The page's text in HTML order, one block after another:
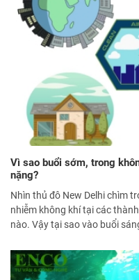
Vì sao buổi sớm, trong
nặng?
Nhìn thủ đô New Delhi chìm
nhiễm không khí tại các
nào. Vậy tại sao vào buổi